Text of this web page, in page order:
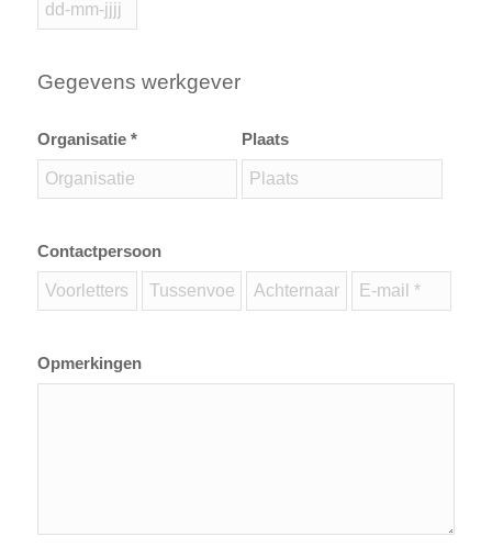
Gegevens werkgever
Organisatie * Plaats
Contactpersoon
Opmerkingen